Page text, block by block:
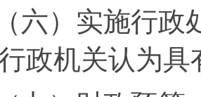
（六）实施行
政机关认为